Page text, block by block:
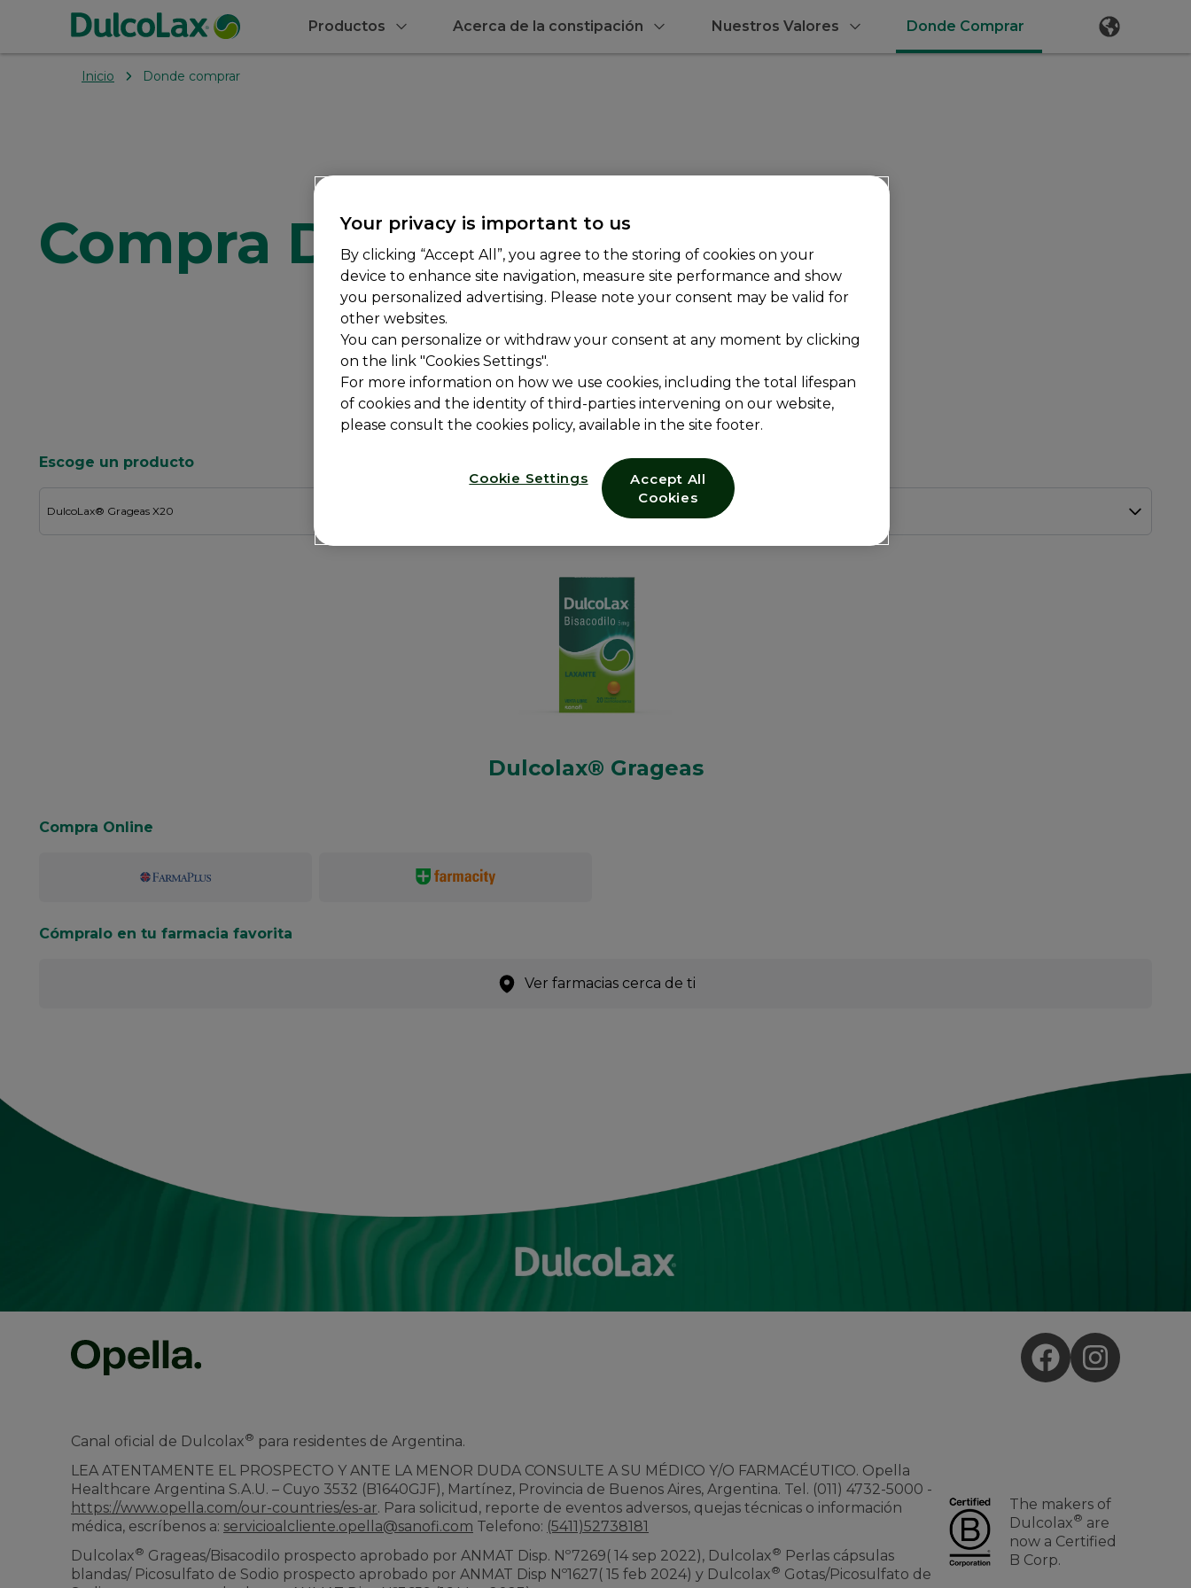
Productos Acerca de la constipación Nuestros Valores Donde Comprar
Inicio Donde comprar
Compra DulcoLax®
Escoge un producto
DulcoLax® Grageas X20
Dulcolax® Grageas
Compra Online
Cómpralo en tu farmacia favorita
Ver farmacias cerca de ti
Canal oficial de Dulcolax® para residentes de Argentina.
LEA ATENTAMENTE EL PROSPECTO Y ANTE LA MENOR DUDA CONSULTE A SU MÉDICO Y/O FARMACÉUTICO. Opella
Healthcare Argentina S.A.U. – Cuyo 3532 (B1640GJF), Martínez, Provincia de Buenos Aires, Argentina. Tel. (011) 4732-5000 -
https://www.opella.com/our-countries/es-ar. Para solicitud, reporte de eventos adversos, quejas técnicas o información
médica, escríbenos a: servicioalcliente.opella@sanofi.com Telefono: (5411)52738181
Dulcolax® Grageas/Bisacodilo prospecto aprobado por ANMAT Disp. Nº7269( 14 sep 2022), Dulcolax® Perlas cápsulas
blandas/ Picosulfato de Sodio prospecto aprobado por ANMAT Disp Nº1627( 15 feb 2024) y Dulcolax® Gotas/Picosulfato de
The makers of
Dulcolax® are
now a Certified
B Corp.
Your privacy is important to us
By clicking “Accept All”, you agree to the storing of cookies on your
device to enhance site navigation, measure site performance and show
you personalized advertising. Please note your consent may be valid for
other websites.
You can personalize or withdraw your consent at any moment by clicking
on the link "Cookies Settings".
For more information on how we use cookies, including the total lifespan
of cookies and the identity of third-parties intervening on our website,
please consult the cookies policy, available in the site footer.
Cookie Settings
Accept All
Cookies